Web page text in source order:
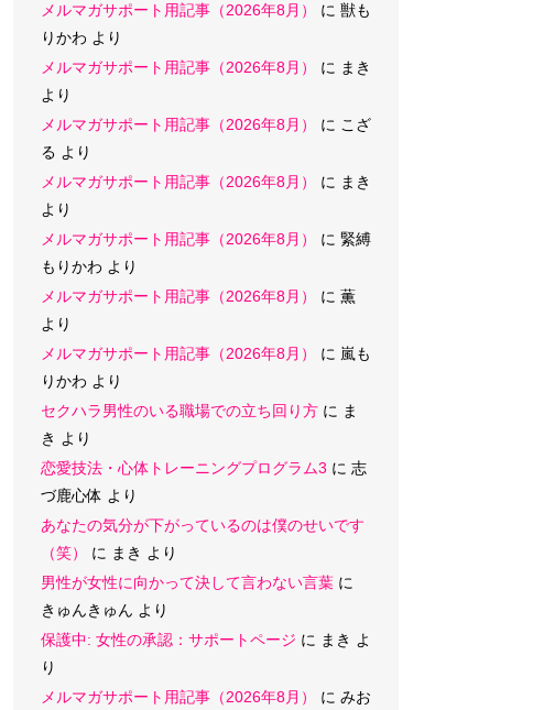
メルマガサポート用記事（2026年8月）
に 獣も
りかわ より
メルマガサポート用記事（2026年8月）
に まき
より
メルマガサポート用記事（2026年8月）
に こざ
る より
メルマガサポート用記事（2026年8月）
に まき
より
メルマガサポート用記事（2026年8月）
に 緊縛
もりかわ より
メルマガサポート用記事（2026年8月）
に 薫
より
メルマガサポート用記事（2026年8月）
に 嵐も
りかわ より
セクハラ男性のいる職場での立ち回り方 に ま
き より
恋愛技法・心体トレーニングプログラム3 に 志
づ鹿心体 より
あなたの気分が下がっているのは僕のせいです
（笑）
に まき より
男性が女性に向かって決して言わない言葉 に
きゅんきゅん より
保護中: 女性の承認：サポートページ に まき よ
り
メルマガサポート用記事（2026年8月）
に みお